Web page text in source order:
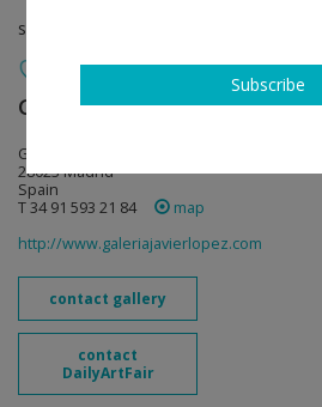
solo show
Galería Javier López & Fer
Guecho, 12 B
28023 Madrid
Spain
T 34 91 593 21 84
map
http://www.galeriajavierlopez.com
contact gallery
contact
DailyArtFair
Subscribe